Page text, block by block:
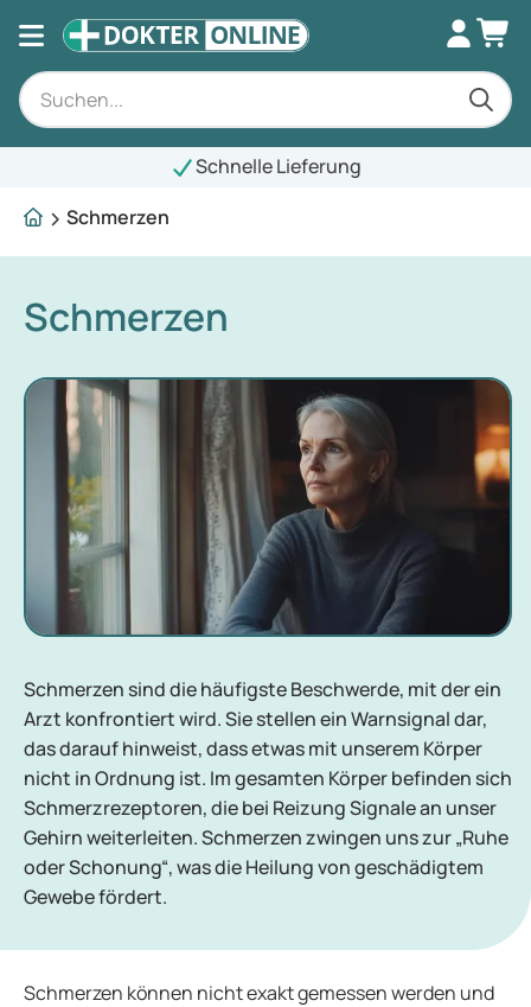
Schmerzen
Schmerzen
Schmerzen sind die häufigste Beschwerde, mit der ein
Arzt konfrontiert wird. Sie stellen ein Warnsignal dar,
das darauf hinweist, dass etwas mit unserem Körper
nicht in Ordnung ist. Im gesamten Körper befinden sich
Schmerzrezeptoren, die bei Reizung Signale an unser
Gehirn weiterleiten. Schmerzen zwingen uns zur „Ruhe
oder Schonung“, was die Heilung von geschädigtem
Gewebe fördert.
Schmerzen können nicht exakt gemessen werden und